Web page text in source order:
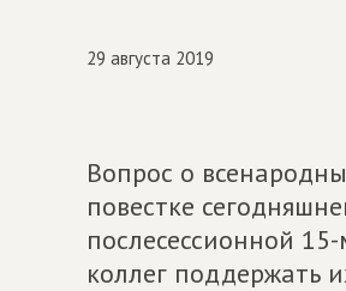
29 августа 2019
Вопрос о
повестке
послесессионной
коллег поддержать